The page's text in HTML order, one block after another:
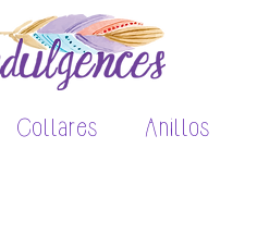
Collares Anillos